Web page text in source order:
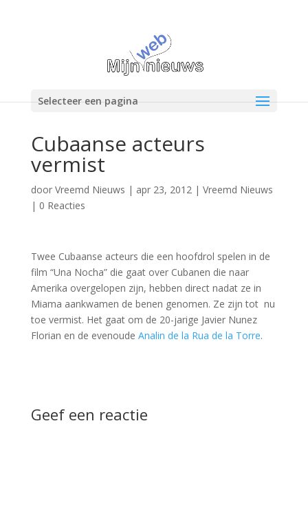
Selecteer een pagina
Cubaanse acteurs
vermist
door Vreemd Nieuws | apr 23, 2012| Vreemd Nieuws
| 0 Reacties
Twee Cubaanse acteurs die een hoofdrol spelen in de
film “Una Nocha” die gaat over Cubanen die naar
Amerika overgelopen zijn, hebben direct nadat ze in
Miama aankwamen de benen genomen. Ze zijn tot nu
toe vermist. Het gaat om de 20-jarige Javier Nunez
Florian en de evenoude Analin de la Rua de la Torre.
Geef een reactie